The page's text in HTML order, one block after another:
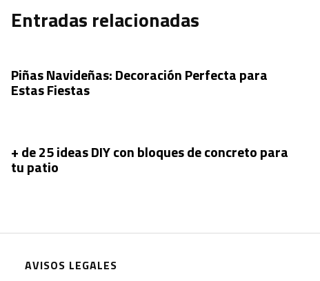
Entradas relacionadas
Piñas Navideñas: Decoración Perfecta para
Estas Fiestas
+ de 25 ideas DIY con bloques de concreto para
tu patio
AVISOS LEGALES